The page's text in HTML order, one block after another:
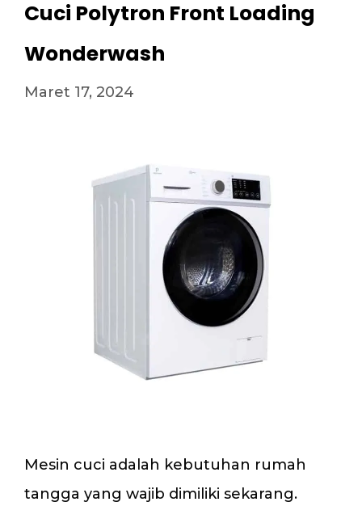
Cuci Polytron Front Loading
Wonderwash
Maret 17, 2024
Mesin cuci adalah kebutuhan rumah
tangga yang wajib dimiliki sekarang.